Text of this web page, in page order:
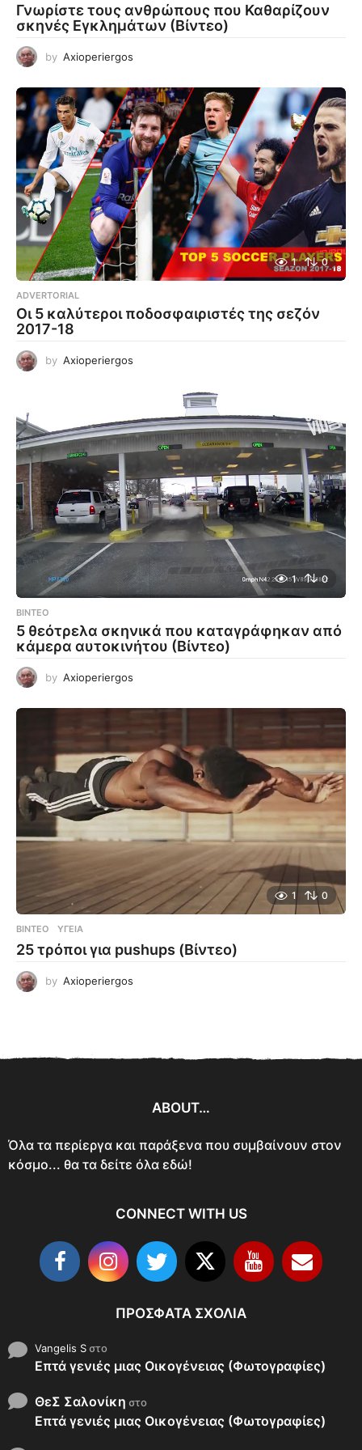
Γνωρίστε τους ανθρώπους που Καθαρίζουν
σκηνές Εγκλημάτων (Βίντεο)
by Axioperiergos
1 0
ADVERTORIAL
Οι 5 καλύτεροι ποδοσφαιριστές της σεζόν
2017-18
by Axioperiergos
1 0
ΒΊΝΤΕΟ
5 θεότρελα σκηνικά που καταγράφηκαν από
κάμερα αυτοκινήτου (Βίντεο)
by Axioperiergos
1 0
ΒΊΝΤΕΟ ΥΓΕΊΑ
25 τρόποι για pushups (Βίντεο)
by Axioperiergos
ABOUT…
Όλα τα περίεργα και παράξενα που συμβαίνουν στον
κόσμο... θα τα δείτε όλα εδώ!
CONNECT WITH US
ΠΡΌΣΦΑΤΑ ΣΧΌΛΙΑ
Vangelis Sστο
Επτά γενιές μιας Οικογένειας (Φωτογραφίες)
ΘεΣ Σαλονίκη στο
Επτά γενιές μιας Οικογένειας (Φωτογραφίες)